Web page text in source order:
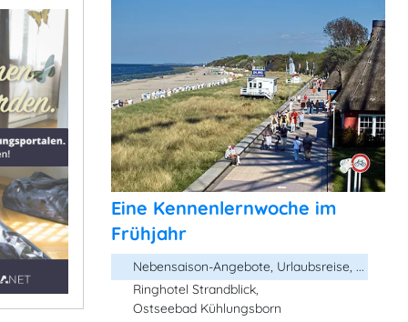
Eine Kennenlernwoche im
Frühjahr
Nebensaison-Angebote, Urlaubsreise, ...
Ringhotel Strandblick,
Ostseebad Kühlungsborn